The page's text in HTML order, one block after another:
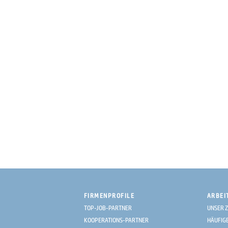
FIRMENPROFILE
TOP-JOB-PARTNER
KOOPERATIONS-PARTNER
UNSER